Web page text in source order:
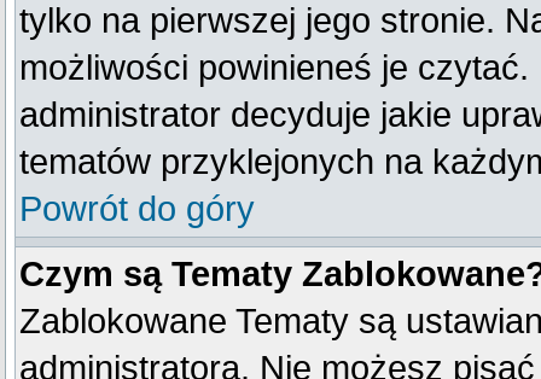
tylko na pierwszej jego stronie.
możliwości powinieneś je czytać.
administrator decyduje jakie
tematów przyklejonych na
Powrót do góry
Czym są Tematy
Zablokowane Tematy są
administratora. Nie możesz